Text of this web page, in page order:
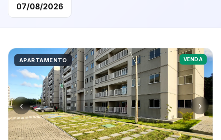
07/08/2026
APARTAMENTO VENDA
‹ ›